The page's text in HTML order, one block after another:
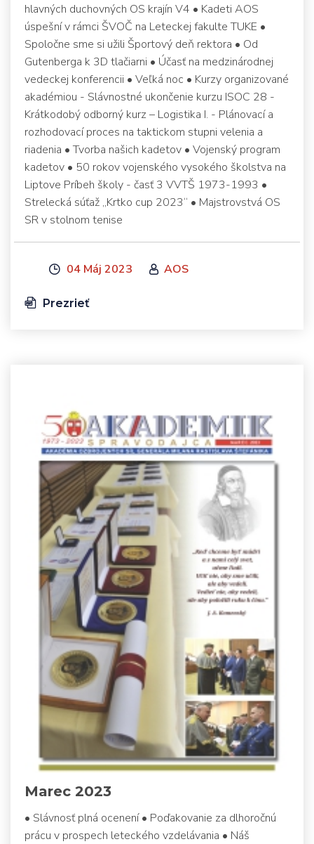
hlavných duchovných OS krajín V4 • Kadeti AOS
úspešní v rámci ŠVOČ na Leteckej fakulte TUKE •
Spoločne sme si užili Športový deň rektora • Od
Gutenberga k 3D tlačiarni • Účasť na medzinárodnej
vedeckej konferencii • Veľká noc • Kurzy organizované
akadémiou - Slávnostné ukončenie kurzu ISOC 28 -
Krátkodobý odborný kurz – Logistika I. - Plánovací a
rozhodovací proces na taktickom stupni velenia a
riadenia • Tvorba našich kadetov • Vojenský program
kadetov • 50 rokov vojenského vysokého školstva na
Liptove Príbeh školy - časť 3 VVTŠ 1973-1993 •
Strelecká súťaž „Krtko cup 2023“ • Majstrovstvá OS
SR v stolnom tenise
04 Máj 2023 AOS
Prezrieť
Marec 2023
• Slávnosť plná ocenení • Poďakovanie za dlhoročnú
prácu v prospech leteckého vzdelávania • Náš